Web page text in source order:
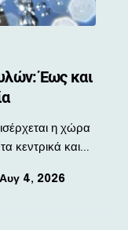
Έως και
κεντρικά και...
Αυγ 4, 2026